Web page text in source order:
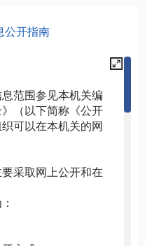
公开指南
范围参见本机关编
（以下简称《公开
可以在本机关的网
采取网上公开和在